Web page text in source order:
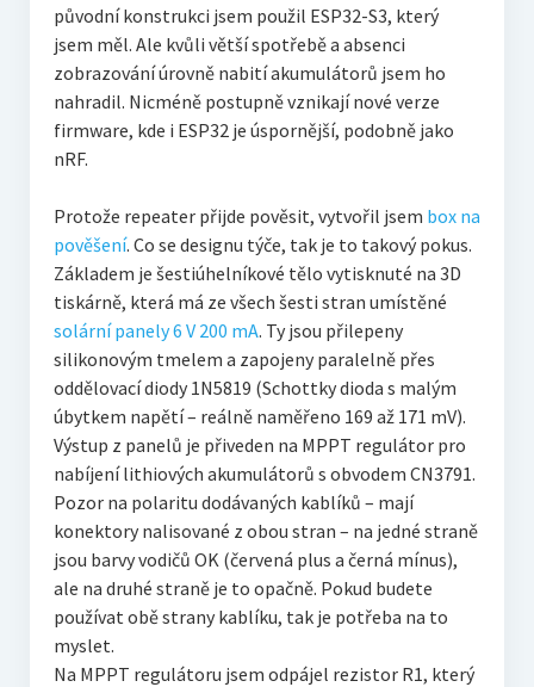
původní konstrukci jsem použil ESP32-S3, který
jsem měl. Ale kvůli větší spotřebě a absenci
zobrazování úrovně nabití akumulátorů jsem ho
nahradil. Nicméně postupně vznikají nové verze
firmware, kde i ESP32 je úspornější, podobně jako
nRF.
Protože repeater přijde pověsit, vytvořil jsem box na
pověšení. Co se designu týče, tak je to takový pokus.
Základem je šestiúhelníkové tělo vytisknuté na 3D
tiskárně, která má ze všech šesti stran umístěné
solární panely 6 V 200 mA. Ty jsou přilepeny
silikonovým tmelem a zapojeny paralelně přes
oddělovací diody 1N5819 (Schottky dioda s malým
úbytkem napětí – reálně naměřeno 169 až 171 mV).
Výstup z panelů je přiveden na MPPT regulátor pro
nabíjení lithiových akumulátorů s obvodem CN3791.
Pozor na polaritu dodávaných kablíků – mají
konektory nalisované z obou stran – na jedné straně
jsou barvy vodičů OK (červená plus a černá mínus),
ale na druhé straně je to opačně. Pokud budete
používat obě strany kablíku, tak je potřeba na to
myslet.
Na MPPT regulátoru jsem odpájel rezistor R1, který